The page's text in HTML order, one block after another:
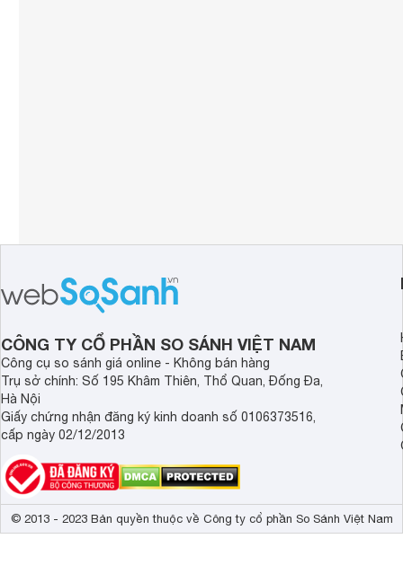
CÔNG TY CỔ PHẦN SO SÁNH VIỆT NAM
Công cụ so sánh giá online - Không bán hàng
Trụ sở chính: Số 195 Khâm Thiên, Thổ Quan, Đống Đa,
Hà Nội
Giấy chứng nhận đăng ký kinh doanh số 0106373516,
cấp ngày 02/12/2013
© 2013 - 2023 Bản quyền thuộc về Công ty cổ phần So Sánh Việt Nam